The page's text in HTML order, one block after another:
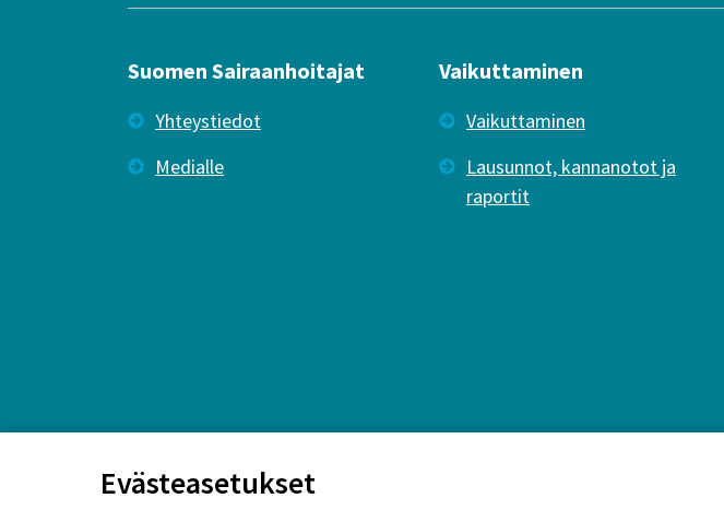
Suomen Sairaanhoitajat
Yhteystiedot
Medialle
Vaikuttaminen
Vaikuttaminen
Lausunnot, kannanotot ja
raportit
Evästeasetukset